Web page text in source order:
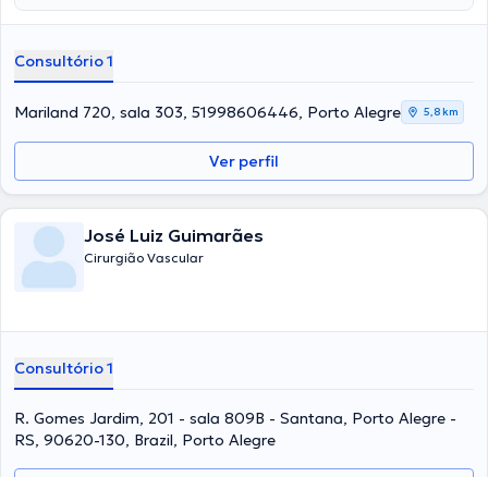
Consultório 1
Mariland 720, sala 303, 51998606446, Porto Alegre 5,8 km
Ver perfil
José Luiz Guimarães
Cirurgião Vascular
Consultório 1
R. Gomes Jardim, 201 - sala 809B - Santana, Porto Alegre -
RS, 90620-130, Brazil, Porto Alegre